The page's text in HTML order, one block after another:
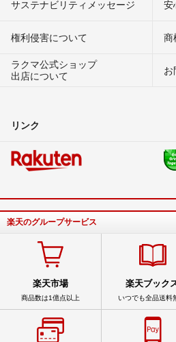
サステナビリティメッセージ 安
権利侵害について
商
ラクマ公式ショップ
出店について
リンク
楽天のグループサービス
楽天市場
商品数は1億点以上
楽天ブック
いつでも全品送料